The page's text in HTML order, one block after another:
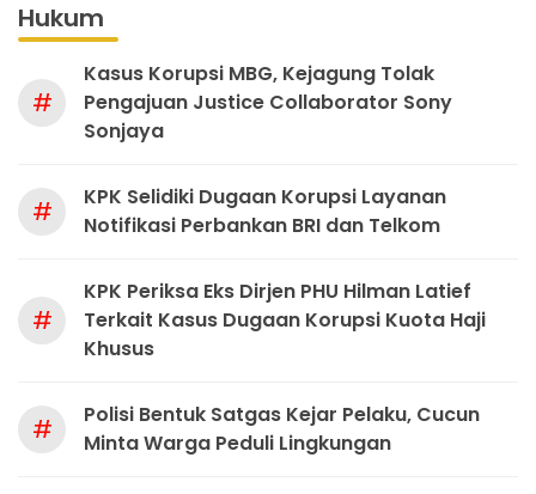
Hukum
#
Kasus Korupsi MBG, Kejagung Tolak
Pengajuan Justice Collaborator Sony
Sonjaya
#
KPK Selidiki Dugaan Korupsi Layanan
Notifikasi Perbankan BRI dan Telkom
#
KPK Periksa Eks Dirjen PHU Hilman Latief
Terkait Kasus Dugaan Korupsi Kuota Haji
Khusus
#
Polisi Bentuk Satgas Kejar Pelaku, Cucun
Minta Warga Peduli Lingkungan